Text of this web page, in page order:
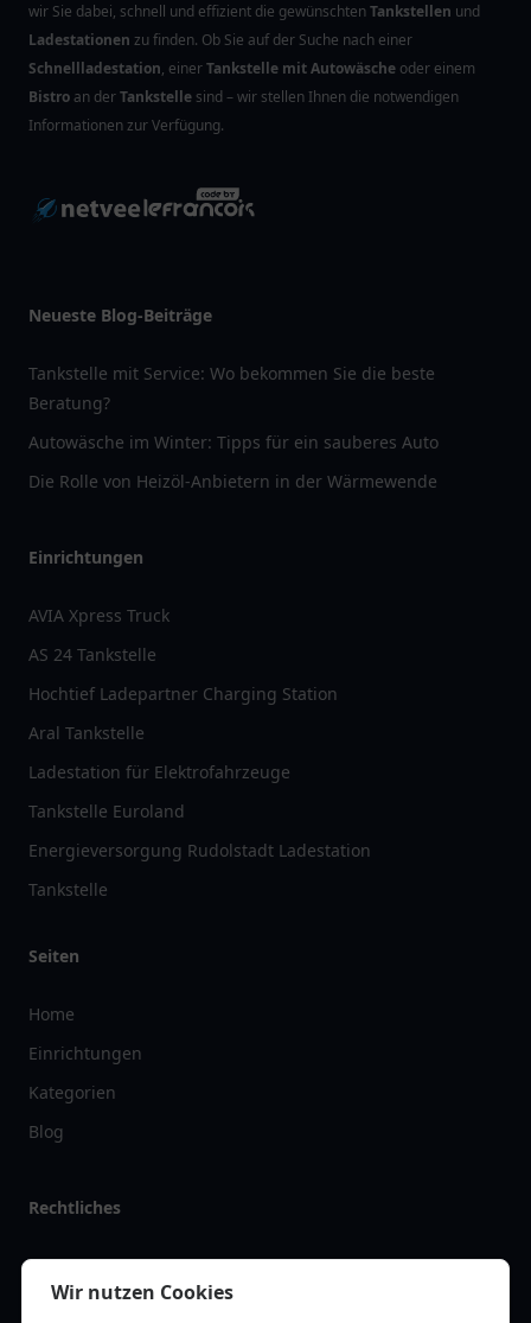
wir Sie dabei, schnell und effizient die gewünschtenTankstellen und
Ladestationen zu finden. Ob Sie auf der Suche nach einer
Schnellladestation, einerTankstelle mit Autowäsche oder einem
Bistro an derTankstelle sind – wir stellen Ihnen die notwendigen
Informationen zur Verfügung.
Neueste Blog-Beiträge
Tankstelle mit Service: Wo bekommen Sie die beste
Beratung?
Autowäsche im Winter: Tipps für ein sauberes Auto
Die Rolle von Heizöl-Anbietern in der Wärmewende
Einrichtungen
AVIA Xpress Truck
AS 24 Tankstelle
Hochtief Ladepartner Charging Station
Aral Tankstelle
Ladestation für Elektrofahrzeuge
Tankstelle Euroland
Energieversorgung Rudolstadt Ladestation
Tankstelle
Seiten
Home
Einrichtungen
Kategorien
Blog
Rechtliches
Impressum
Datenschutz
Wir nutzen Cookies